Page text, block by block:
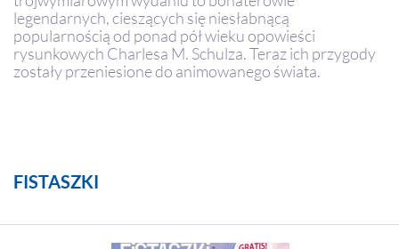
legendarnych, cieszących się niesłabnącą
popularnością od ponad pół wieku opowieści
rysunkowych Charlesa M. Schulza. Teraz ich przygody
zostały przeniesione do animowanego świata.
FISTASZKI